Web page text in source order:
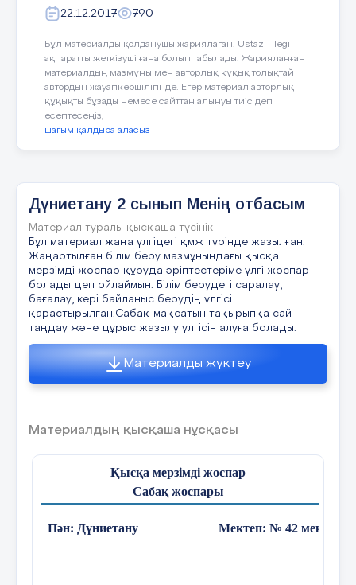
Пәнаралық
байланыстар
Музыка, өзін – өзі тану
Бастапқы білім
Отбасылық мерекелерді
наурыз т.б) біледі.
Сабақ барысы
Сабақтың
жоспарланған
кезеңдері
Сабақтағы жоспарланған іс-
әрекет
Сабақтың
Психологиялық ахуал туғызу.
Сәлемдесу.
Балалар менің қолымда не
22.12.2017 790
Бұл материалды қолданушы жариялаған. Ustaz Tilegi
ақпаратты жеткізуші ғана болып табылады. Жарияланған
материалдың мазмұны мен авторлық құқық толықтай
автордың жауапкершілігінде. Егер материал авторлық
құқықты бұзады немесе сайттан алынуы тиіс деп
есептесеңіз,
шағым қалдыра аласыз
Дүниетану 2 сынып Менің отбасым
Материал туралы қысқаша түсінік
Бұл материал жаңа үлгідегі қмж түрінде жазылған.
Жаңартылған білім беру мазмұнындағы қысқа
мерзімді жоспар құруда әріптестеріме үлгі жоспар
болады деп ойлаймын. Білім берудегі саралау,
бағалау, кері байланыс берудің үлгісі
қарастырылған.Сабақ мақсатын тақырыпқа сай
таңдау және дұрыс жазылу үлгісін алуға болады.
Материалды жүктеу
Материалдың қысқаша нұсқасы
Қысқа мерзімді жоспар
Сабақ жоспары
Пән: Дүниетану Мектеп: № 42 мектеп-